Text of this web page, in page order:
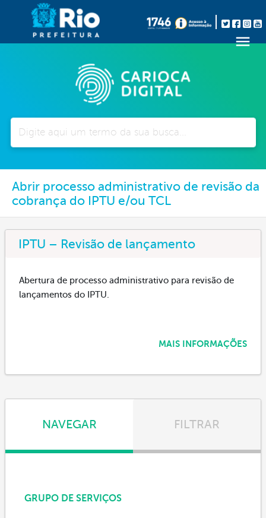
Abrir processo administrativo de revisão da
cobrança do IPTU e/ou TCL
IPTU – Revisão de lançamento
Abertura de processo administrativo para revisão de
lançamentos do IPTU.
MAIS INFORMAÇÕES
NAVEGAR FILTRAR
GRUPO DE SERVIÇOS